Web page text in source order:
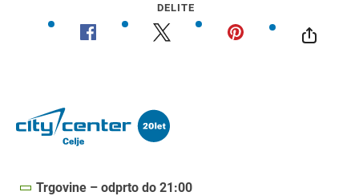
DELITE
Trgovine – odprto do 21:00